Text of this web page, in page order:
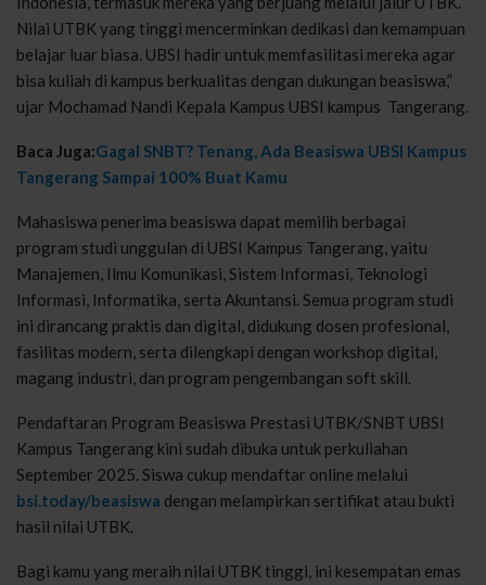
Nilai UTBK yang tinggi mencerminkan dedikasi dan kemampuan
belajar luar biasa. UBSI hadir untuk memfasilitasi mereka agar
bisa kuliah di kampus berkualitas dengan dukungan beasiswa,”
ujar Mochamad Nandi Kepala Kampus UBSI kampus Tangerang.
Baca Juga:Gagal SNBT? Tenang, Ada Beasiswa UBSI Kampus
Tangerang Sampai 100% Buat Kamu
Mahasiswa penerima beasiswa dapat memilih berbagai
program studi unggulan di UBSI Kampus Tangerang, yaitu
Manajemen, Ilmu Komunikasi, Sistem Informasi, Teknologi
Informasi, Informatika, serta Akuntansi. Semua program studi
ini dirancang praktis dan digital, didukung dosen profesional,
fasilitas modern, serta dilengkapi dengan workshop digital,
magang industri, dan program pengembangan soft skill.
Pendaftaran Program Beasiswa Prestasi UTBK/SNBT UBSI
Kampus Tangerang kini sudah dibuka untuk perkuliahan
September 2025. Siswa cukup mendaftar online melalui
bsi.today/beasiswa dengan melampirkan sertifikat atau bukti
hasil nilai UTBK.
Bagi kamu yang meraih nilai UTBK tinggi, ini kesempatan emas